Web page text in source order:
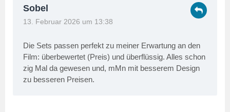
Sobel
13. Februar 2026 um 13:38
Die Sets passen perfekt zu meiner Erwartung an den
Film: überbewertet (Preis) und überflüssig. Alles schon
zig Mal da gewesen und, mMn mit besserem Design
zu besseren Preisen.